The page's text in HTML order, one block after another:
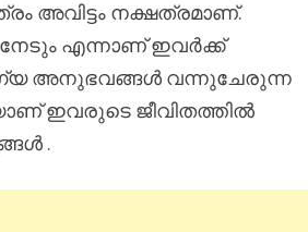
അവിട്ടം നക്ഷത്രമാണ്.
നേടും എന്നാണ് ഇവർക്ക്
അനുഭവങ്ങൾ വന്നുചേരുന്ന
ഇവരുടെ ജീവിതത്തിൽ
.